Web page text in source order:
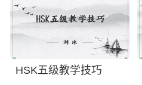
HSK五级教学技巧